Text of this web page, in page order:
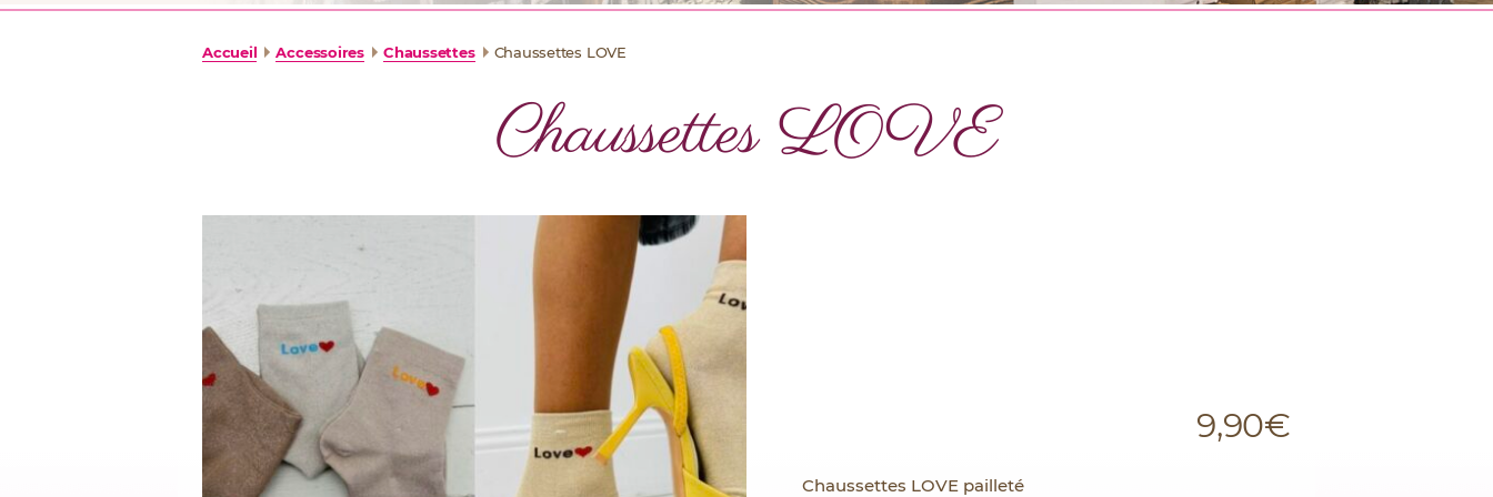
Accueil Accessoires Chaussettes Chaussettes LOVE
Chaussettes LOVE
9,90€
Chaussettes LOVE pailleté